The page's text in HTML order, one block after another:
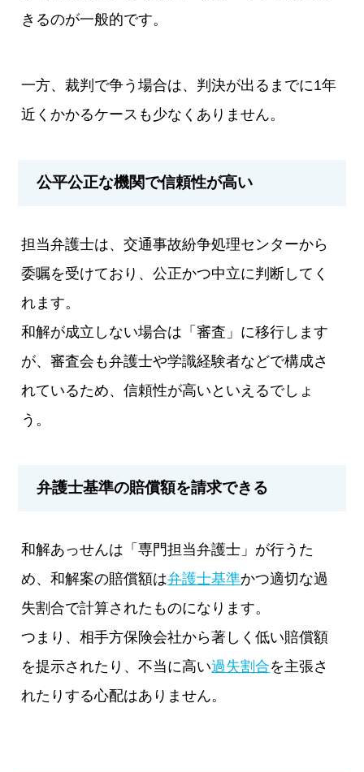
きるのが一般的です。
一方、裁判で争う場合は、判決が出るまでに1年
近くかかるケースも少なくありません。
公平公正な機関で信頼性が高い
担当弁護士は、交通事故紛争処理センターから
委嘱を受けており、公正かつ中立に判断してく
れます。
和解が成立しない場合は「審査」に移行します
が、審査会も弁護士や学識経験者などで構成さ
れているため、信頼性が高いといえるでしょ
う。
弁護士基準の賠償額を請求できる
和解あっせんは「専門担当弁護士」が行うた
め、和解案の賠償額は弁護士基準かつ適切な過
失割合で計算されたものになります。
つまり、相手方保険会社から著しく低い賠償額
を提示されたり、不当に高い過失割合を主張さ
れたりする心配はありません。